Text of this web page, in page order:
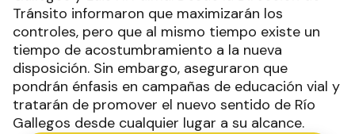
Tránsito informaron que maximizarán los
controles, pero que al mismo tiempo existe un
tiempo de acostumbramiento a la nueva
disposición. Sin embargo, aseguraron que
pondrán énfasis en campañas de educación vial y
tratarán de promover el nuevo sentido de Río
Gallegos desde cualquier lugar a su alcance.